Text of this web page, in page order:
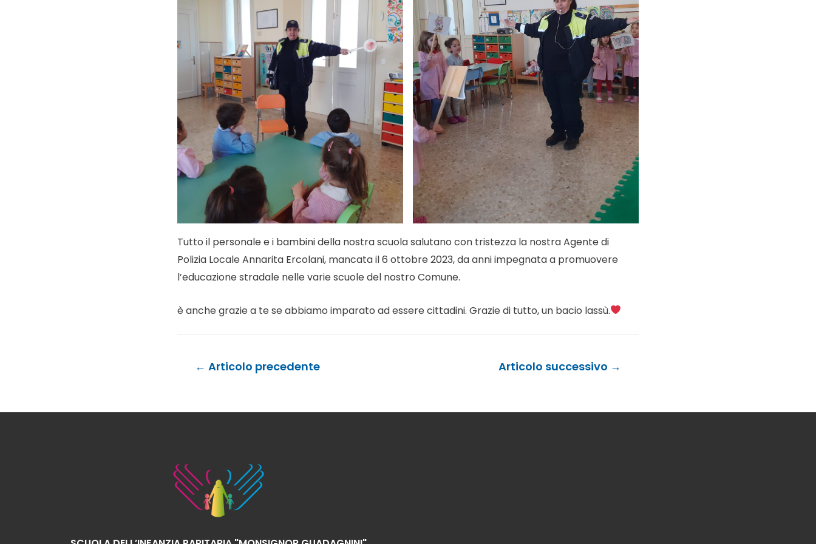
Tutto il personale e i bambini della nostra scuola salutano con tristezza la nostra Agente di
Polizia Locale Annarita Ercolani, mancata il 6 ottobre 2023, da anni impegnata a promuovere
l’educazione stradale nelle varie scuole del nostro Comune.
è anche grazie a te se abbiamo imparato ad essere cittadini. Grazie di tutto, un bacio lassù.
Navigazione
← Articolo precedente Articolo successivo →